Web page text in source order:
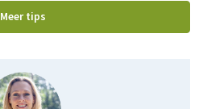
Meer tips